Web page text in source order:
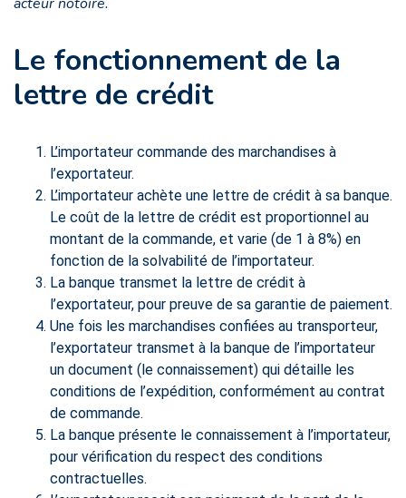
Le fonctionnement de la
lettre de crédit
L’importateur commande des marchandises à
l’exportateur.
L’importateur achète une lettre de crédit à sa banque.
Le coût de la lettre de crédit est proportionnel au
montant de la commande, et varie (de 1 à 8%) en
fonction de la solvabilité de l’importateur.
La banque transmet la lettre de crédit à
l’exportateur, pour preuve de sa garantie de paiement.
Une fois les marchandises confiées au transporteur,
l’exportateur transmet à la banque de l’importateur
un document (le connaissement) qui détaille les
conditions de l’expédition, conformément au contrat
de commande.
La banque présente le connaissement à l’importateur,
pour vérification du respect des conditions
contractuelles.